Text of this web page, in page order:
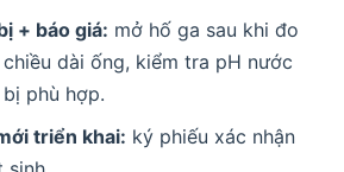
+ báo giá: mở hố ga sau khi đo
dài ống, kiểm tra pH nước
phù hợp.
triển khai: ký phiếu xác nhận